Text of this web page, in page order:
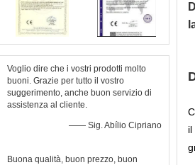
Voglio dire che i vostri prodotti molto
buoni. Grazie per tutto il vostro
suggerimento, anche buon servizio di
assistenza al cliente.
—— Sig. Abílio Cipriano
Buona qualità, buon prezzo, buon
il